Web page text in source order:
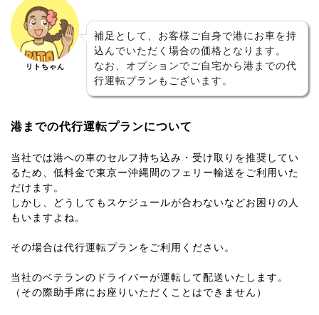
リトちゃん
補足として、お客様ご自身で港にお車を持
込んでいただく場合の価格となります。
なお、オプションでご自宅から港までの代
行運転プランもございます。
港までの代行運転プランについて
当社では港への車のセルフ持ち込み・受け取りを推奨してい
るため、低料金で東京ー沖縄間のフェリー輸送をご利用いた
だけます。
しかし、どうしてもスケジュールが合わないなどお困りの人
もいますよね。
その場合は代行運転プランをご利用ください。
当社のベテランのドライバーが運転して配送いたします。
（その際助手席にお座りいただくことはできません）